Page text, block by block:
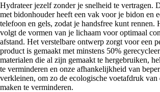
Hydrateer jezelf zonder je snelheid te vertragen.
met bidonhouder heeft een vak voor je bidon en
telefoon en gels, zodat je handsfree kunt rennen.
volgt de vormen van je lichaam voor optimaal
afstand. Het verstelbare ontwerp zorgt voor een
product is gemaakt met minstens 50%
materialen die al zijn gemaakt te hergebruiken,
te verminderen en onze afhankelijkheid van
verkleinen, om zo de ecologische voetafdruk
maken te verminderen.